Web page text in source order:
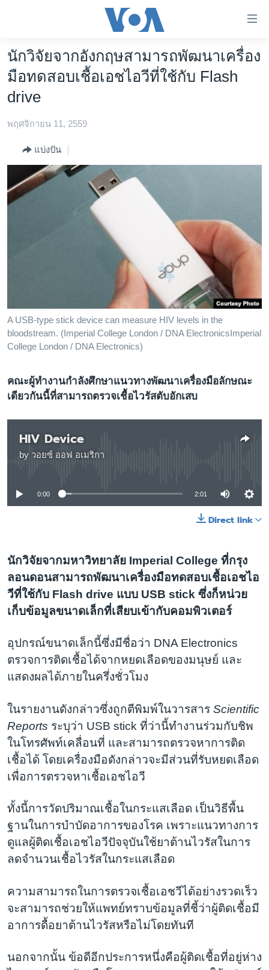
ต่อ
ข้าม
ไป
เนื้อหา
ข้าม
ข้าม
ไป
หน้าหลัก
โลก
เอเชีย
สหรัฐฯ
ไทย
ธุรกิจ
วิทยาศาสตร์
ติดตามเรา
เลือกภาษา
นักวิจัยจากอังกฤษสามารถพัฒนาเครื่อง
มือทดสอบเชื้อเอชไอวีที่ใช้กับ Flash
drive
พฤศจิกายน 11, 2559
แบ่งปัน
A USB-type stick device can measure HIV levels in the
bloodstream. (Imperial College London / DNA ElectronicsImperial
College London / DNA Electronics)
คณะผู้ทำงานกำลังศึกษาแนวทางพัฒนาเครื่องมือลักษณะ
เดียวกันนี้ที่สามารถตรวจเชื้อไวรัสตับอักเสบ
HIV Device
by วอยซ์ ออฟ อเมริกา
No media source currently available
0:00 2:01
Direct link
นักวิจัยจากมหาวิทยาลัย Imperial College ที่กรุง
ลอนดอนสามารถพัฒนาเครื่องมือทดสอบเชื้อเอชไอ
วีที่ใช้กับ Flash drive แบบ USB stick ซึ่งก็หน่วย
เก็บข้อมูลขนาดเล็กที่เสียบเข้ากับคอมพิวเตอร์
อุปกรณ์ขนาดเล็กนี้ซึ่งมีชื่อว่า DNA Electronics
ตรวจการติดเชื้อได้จากหยดเลือดของมนุษย์ และ
แสดงผลได้ภายในครึ่งชั่วโมง
ในรายงานดังกล่าวซึ่งถูกตีพิมพ์ในวารสาร Scientific
Reports ระบุว่า USB stick ที่ว่านี้ทำงานร่วมกับชิพ
ในโทรศัพท์เคลื่อนที่ และสามารถตรวจหาการติด
เชื้อได้ โดยเครื่องมือดังกล่าวจะมีส่วนที่รับหยดเลือด
เพื่อการตรวจหาเชื้อเอชไอวี
ทั้งนี้การวัดปริมาณเชื้อในกระแสเลือด เป็นวิธีพื้น
ฐานในการบำบัดอาการของโรค เพราะแนวทางการ
ดูแลผู้ติดเชื้อเอชไอวีปัจจุบันใช้ยาต้านไวรัสในการ
ลดจำนวนเชื้อไวรัสในกระแสเลือด
ความสามารถในการตรวจเชื้อเอชวีได้อย่างรวดเร็ว
จะสามารถช่วยให้แพทย์ทราบข้อมูลที่ชี้ว่าผู้ติดเชื้อมี
อาการดื้อยาต้านไวรัสหรือไม่โดยทันที
นอกจากนั้น ข้อดีอีกประการหนึ่งคือผู้ติดเชื้อที่อยู่ห่าง